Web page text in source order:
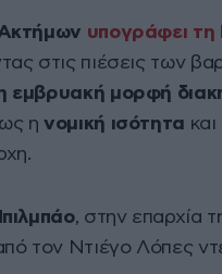
υπογράφει
στις πιέσεις των
εμβρυακή μορφή
ηνομική ισότητα
, στην επαρχία
τον Ντιέγο Λόπες